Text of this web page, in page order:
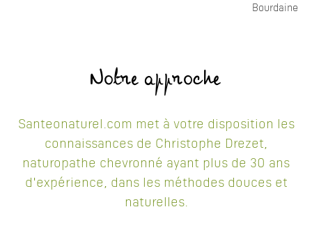
Bourdaine
Notre approche
Santeonaturel.com met à votre disposition les
connaissances de Christophe Drezet,
naturopathe chevronné ayant plus de 30 ans
d'expérience, dans les méthodes douces et
naturelles.